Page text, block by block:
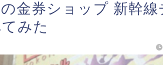
の金券ショップ 新幹
みた